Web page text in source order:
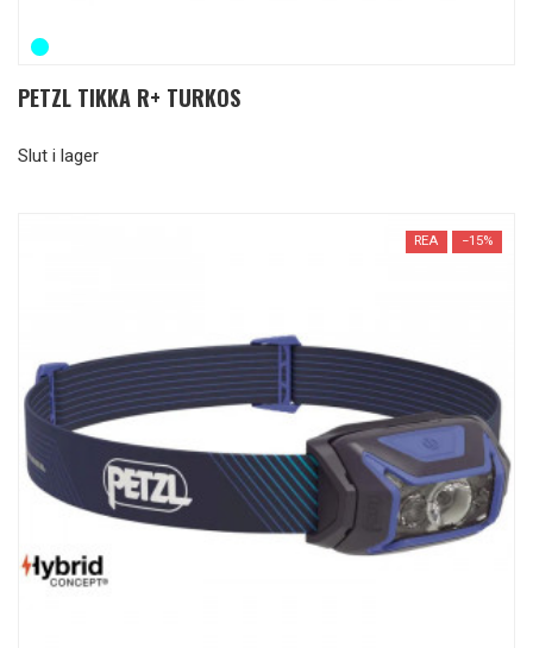
PETZL TIKKA R+ TURKOS
Slut i lager
REA −15%